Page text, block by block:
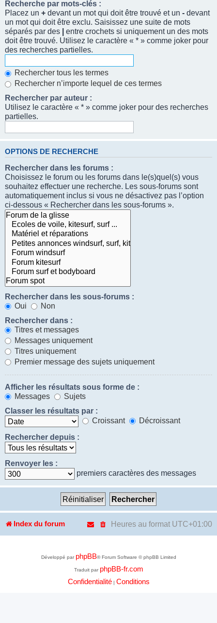
Recherche par mots-clés :
Placez un + devant un mot qui doit être trouvé et un - devant
un mot qui doit être exclu. Saisissez une suite de mots
séparés par des
entre crochets si uniquement un des mots
doit être trouvé. Utilisez le caractère « * » comme joker pour
des recherches partielles.
Rechercher tous les termes
Rechercher n’importe lequel de ces termes
Rechercher par auteur :
Utilisez le caractère « * » comme joker pour des recherches
partielles.
OPTIONS DE RECHERCHE
Rechercher dans les forums :
Choisissez le forum ou les forums dans le(s)quel(s) vous
souhaitez effectuer une recherche. Les sous-forums sont
automatiquement inclus si vous ne désactivez pas l’option
ci-dessous « Rechercher dans les sous-forums ».
Rechercher dans les sous-forums :
Oui
Non
Rechercher dans :
Titres et messages
Messages uniquement
Titres uniquement
Premier message des sujets uniquement
Afficher les résultats sous forme de :
Messages
Sujets
Classer les résultats par :
Croissant
Décroissant
Rechercher depuis :
Renvoyer les :
premiers caractères des messages
Index du forum Heures au format UTC+01:00
Développé par phpBB® Forum Software © phpBB Limited
Traduit par phpBB-fr.com
Confidentialité| Conditions